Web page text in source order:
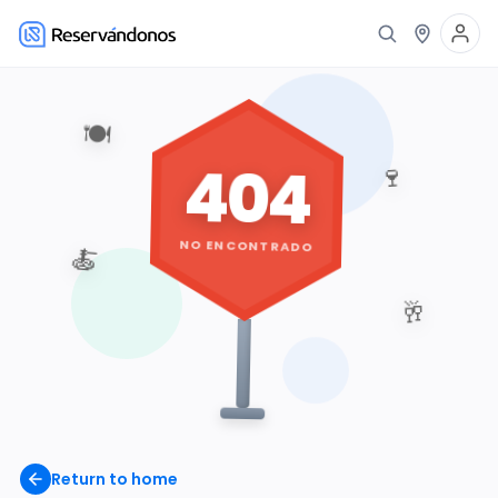
Return to home
🍽️
🍷
🥂
🍝
404
NO ENCONTRADO